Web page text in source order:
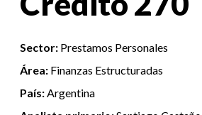
Sector: Prestamos Personales
Área: Finanzas Estructuradas
País:Argentina